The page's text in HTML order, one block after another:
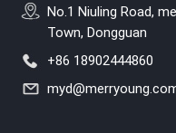
No.1 Niuling Road,
Town, Dongguan
+86 18902444860